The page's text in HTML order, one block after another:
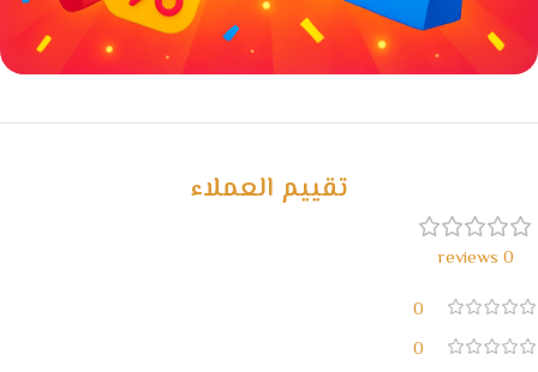
خصومات كبيرة
تقييم العملاء
0 reviews
0
0